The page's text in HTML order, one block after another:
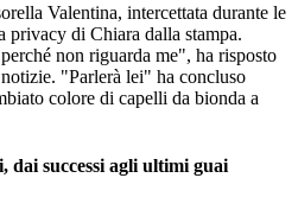
Valentina, intercettata durante le
privacy di Chiara dalla stampa.
non riguarda me", ha risposto
"Parlerà lei" ha concluso
colore di capelli da bionda a
successi agli ultimi guai